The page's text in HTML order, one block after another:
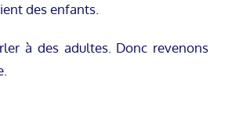
des enfants.
à des adultes. Donc revenons